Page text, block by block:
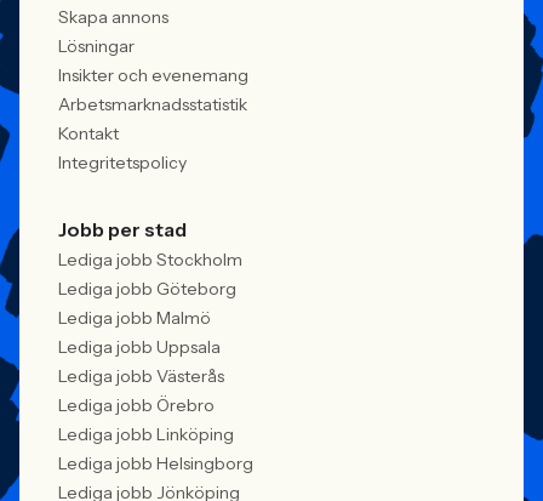
Skapa annons
Lösningar
Insikter och evenemang
Arbetsmarknadsstatistik
Kontakt
Integritetspolicy
Jobb per stad
Lediga jobb Stockholm
Lediga jobb Göteborg
Lediga jobb Malmö
Lediga jobb Uppsala
Lediga jobb Västerås
Lediga jobb Örebro
Lediga jobb Linköping
Lediga jobb Helsingborg
Lediga jobb Jönköping